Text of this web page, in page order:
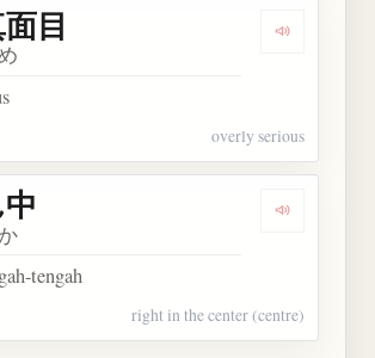
Dengarkan
目
overly serious
Dengarkan
tengah
right in the center (centre)